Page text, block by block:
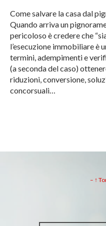
Come salvare la casa dal
Quando arriva un
pericoloso è credere che
l’esecuzione immobiliare è
termini, adempimenti e
(a seconda del caso)
riduzioni, conversione,
concorsuali…
– ↑